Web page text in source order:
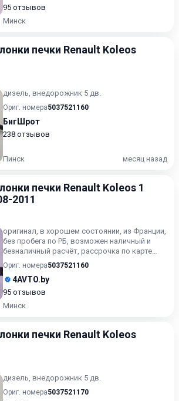
95 отзывов
Минск
печки Renault Koleos
дизель, внедорожник 5 дв.
Ориг. номера5037521160
БигШрот
238 отзывов
Пинск месяц назад
печки Renault Koleos 1
2011
оригинал, в хорошем состоянии, из Франции,
без пробега по РБ, возможен наличный и
безналичный расчёт, рассрочка по карте
Халва, поможем с ус...
Ориг. номера5037521160
4AVTO.by
95 отзывов
Минск
печки Renault Koleos
дизель, внедорожник 5 дв.
Ориг. номера5037521170